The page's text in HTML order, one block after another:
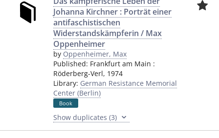
Johanna Kirchner : Porträt einer
antifaschistischen
Widerstandskämpferin / Max
Oppenheimer
by Oppenheimer, Max
Published: Frankfurt am Main :
Röderberg-Verl, 1974
Library: German Resistance Memorial
Center (Berlin)
Book
Show duplicates (3)